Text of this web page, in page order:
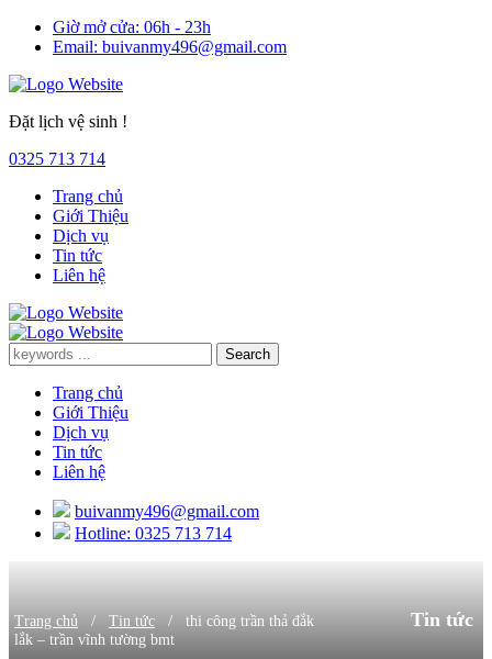
Giờ mở cửa: 06h - 23h
Email: buivanmy496@gmail.com
Đặt lịch vệ sinh !
0325 713 714
Trang chủ
Giới Thiệu
Dịch vụ
Tin tức
Liên hệ
Trang chủ
Giới Thiệu
Dịch vụ
Tin tức
Liên hệ
buivanmy496@gmail.com
Hotline: 0325 713 714
Trang chủ / Tin tức / thi công trần thả đắk
lắk – trần vĩnh tường bmt
Tin tức